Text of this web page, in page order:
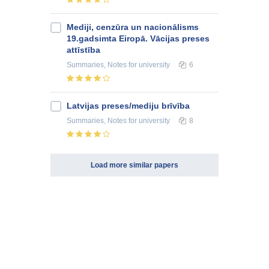
Mediji, cenzūra un nacionālisms
19.gadsimta Eiropā. Vācijas preses
attīstība
Summaries, Notes for university 6
Latvijas preses/mediju brīvība
Summaries, Notes for university 8
Load more similar papers